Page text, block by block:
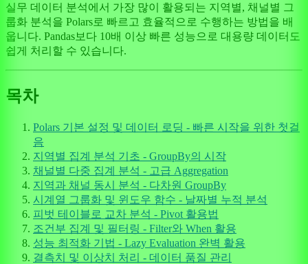
실무 데이터 분석에서 가장 많이 활용되는 지역별, 채널별 그
룹화 분석을 Polars로 빠르고 효율적으로 수행하는 방법을 배
웁니다. Pandas보다 10배 이상 빠른 성능으로 대용량 데이터도
쉽게 처리할 수 있습니다.
목차
Polars 기본 설정 및 데이터 로딩 - 빠른 시작을 위한 첫걸
음
지역별 집계 분석 기초 - GroupBy의 시작
채널별 다중 집계 분석 - 고급 Aggregation
지역과 채널 동시 분석 - 다차원 GroupBy
시계열 그룹화 및 윈도우 함수 - 날짜별 누적 분석
피벗 테이블로 교차 분석 - Pivot 활용법
조건부 집계 및 필터링 - Filter와 When 활용
성능 최적화 기법 - Lazy Evaluation 완벽 활용
결측치 및 이상치 처리 - 데이터 품질 관리